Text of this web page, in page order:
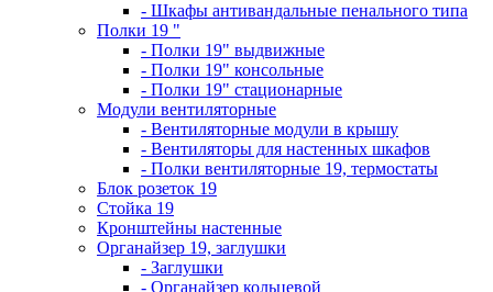
- Шкафы антивандальные пенального типа
Полки 19 "
- Полки 19" выдвижные
- Полки 19" консольные
- Полки 19" стационарные
Модули вентиляторные
- Вентиляторные модули в крышу
- Вентиляторы для настенных шкафов
- Полки вентиляторные 19, термостаты
Блок розеток 19
Стойка 19
Кронштейны настенные
Органайзер 19, заглушки
- Заглушки
- Органайзер кольцевой